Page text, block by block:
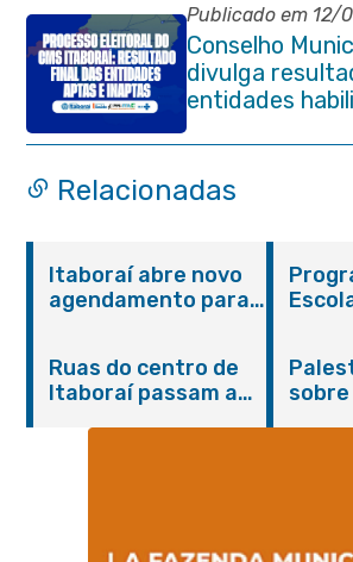
Publicado em 12/
Conselho
divulga
entidades
eleição do
2030
Relacionadas
Itaboraí abre novo
agendamento para
sobre
Ruas do centro de
Itaboraí passam a